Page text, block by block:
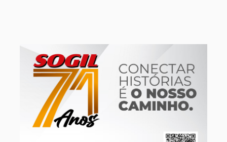
11 de agosto
Terça-Feira 17° 8°
12 de agosto
Quarta-Feira 13° 12°